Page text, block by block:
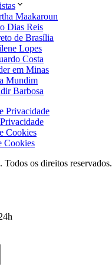
Maakaroun
Dias Reis
de Brasília
Lopes
Costa
em Minas
Mundim
Barbosa
Privacidade
Cookies
Cookies
os direitos reservados.